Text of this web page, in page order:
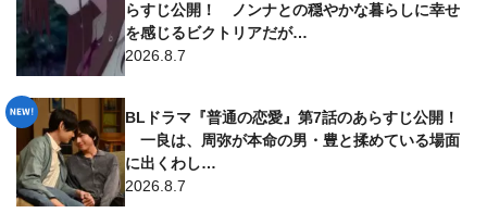
らすじ公開！ ノンナとの穏やかな暮らしに幸せ
を感じるビクトリアだが…
2026.8.7
BLドラマ『普通の恋愛』第7話のあらすじ公開！
一良は、周弥が本命の男・豊と揉めている場面
に出くわし…
2026.8.7